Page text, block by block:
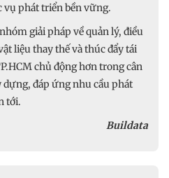
vụ phát triển bền vững.
giải pháp về quản lý, điều
liệu thay thế và thúc đẩy tái
chủ động hơn trong cân
đáp ứng nhu cầu phát
tới.
Buildata